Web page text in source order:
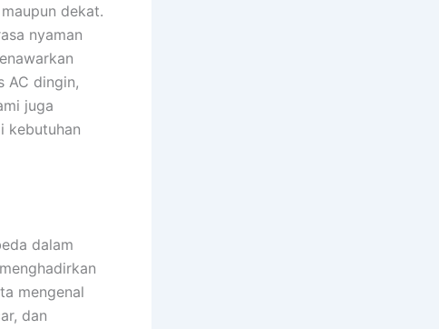
dekat.
nyaman
AC dingin,
juga
kebutuhan
dalam
menghadirkan
mengenal
dan